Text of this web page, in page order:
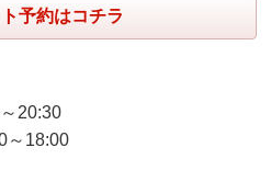
予約はコチラ
20:30
～18:00